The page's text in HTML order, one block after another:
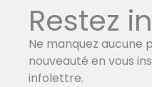
Restez
Ne manquez aucune
nouveauté en vous
infolettre.